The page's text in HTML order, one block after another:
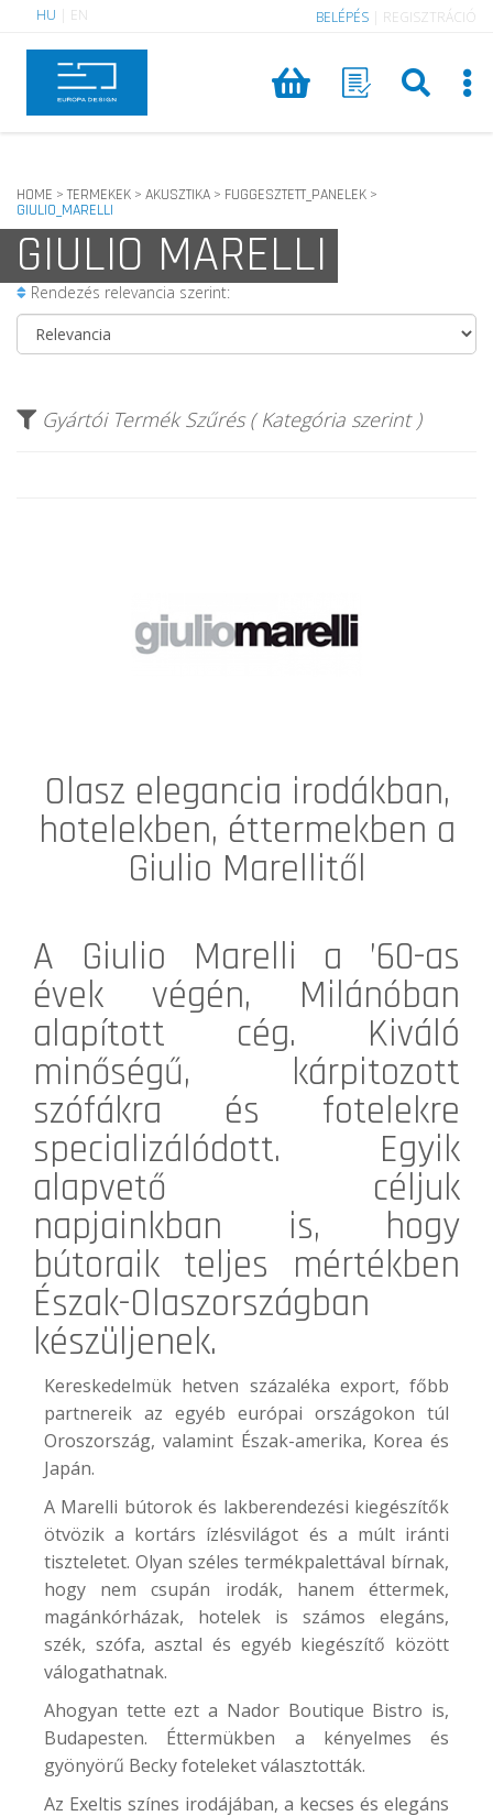
HU EN BELÉPÉS REGISZTRÁCIÓ
HOME > TERMEKEK > AKUSZTIKA > FUGGESZTETT_PANELEK >
GIULIO_MARELLI
GIULIO MARELLI
Rendezés relevancia szerint:
Gyártói Termék Szűrés ( Kategória szerint )
Olasz elegancia irodákban,
hotelekben, éttermekben a
Giulio Marellitől
A Giulio Marelli a ’60-as
évek végén, Milánóban
alapított cég. Kiváló
minőségű, kárpitozott
szófákra és fotelekre
specializálódott. Egyik
alapvető céljuk
napjainkban is, hogy
bútoraik teljes mértékben
Észak-Olaszországban
készüljenek.
Kereskedelmük hetven százaléka export, főbb
partnereik az egyéb európai országokon túl
Oroszország, valamint Észak-amerika, Korea és
Japán.
A Marelli bútorok és lakberendezési kiegészítők
ötvözik a kortárs ízlésvilágot és a múlt iránti
tiszteletet. Olyan széles termékpalettával bírnak,
hogy nem csupán irodák, hanem éttermek,
magánkórházak, hotelek is számos elegáns,
szék, szófa, asztal és egyéb kiegészítő között
válogathatnak.
Ahogyan tette ezt a Nador Boutique Bistro is,
Budapesten. Éttermükben a kényelmes és
gyönyörű Becky foteleket választották.
Az Exeltis színes irodájában, a kecses és elegáns